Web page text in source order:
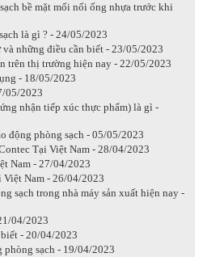
bề mặt mối nối ống nhựa trước khi
là gì ? - 24/05/2023
những điều cần biết - 23/05/2023
trên thị trường hiện nay - 22/05/2023
- 18/05/2023
05/2023
nhận tiếp xúc thực phẩm) là gì -
động phòng sạch - 05/05/2023
Tại Việt Nam - 28/04/2023
Nam - 27/04/2023
Nam - 26/04/2023
sạch trong nhà máy sản xuất hiện nay -
04/2023
- 20/04/2023
phòng sạch - 19/04/2023